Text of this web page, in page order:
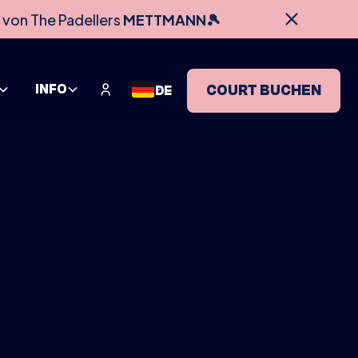
The Padellers METTMANN🎾
INFO DE COURT BUCHEN